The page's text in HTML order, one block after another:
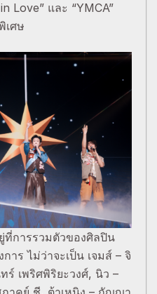
Love” และ “YMCA”
เศษ
ที่การรวมตัวของศิลปิน
าร ไม่ว่าจะเป็น เจมส์ – จิ
ร์ เพริศพิริยะวงศ์, นิว –